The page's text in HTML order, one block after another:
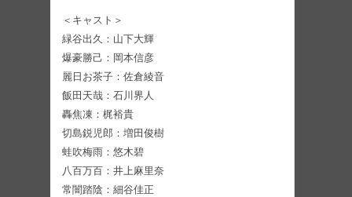
＜キャスト＞
緑谷出久：山下大輝
爆豪勝己：岡本信彦
麗日お茶子：佐倉綾音
飯田天哉：石川界人
轟焦凍：梶裕貴
切島鋭児郎：増田俊樹
蛙吹梅雨：悠木碧
八百万百：井上麻里奈
常闇踏陰：細谷佳正